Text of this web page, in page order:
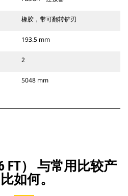
橡胶，带可翻转铲刃
193.5 mm
2
5048 mm
FT） 与常用比较产
如何。